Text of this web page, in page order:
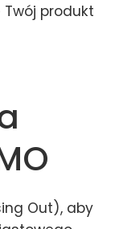
Twój produkt
Out), aby